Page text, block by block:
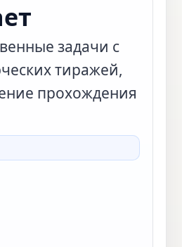
задачи с
тиражей,
прохождения